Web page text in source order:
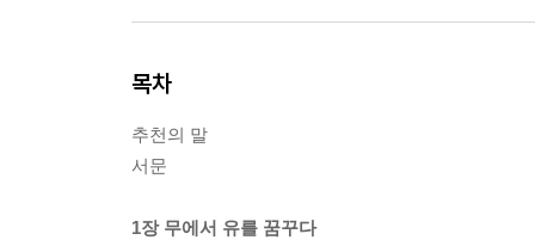
목차
추천의 말
서문
1장 무에서 유를 꿈꾸다